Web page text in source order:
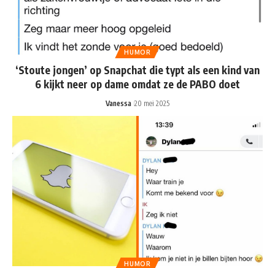
HUMOR
‘Stoute jongen’ op Snapchat die typt als een kind van
6 kijkt neer op dame omdat ze de PABO doet
Vanessa 20 mei 2025
HUMOR